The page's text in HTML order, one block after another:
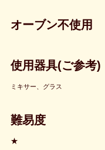
オーブン不使用
使用器具(ご参考)
ミキサー、グラス
難易度
★